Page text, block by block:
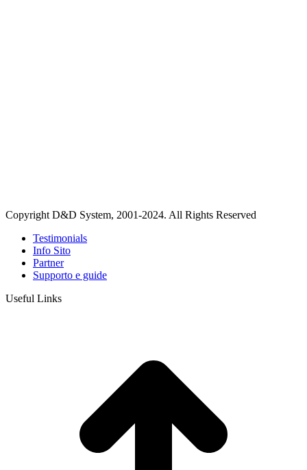
Copyright D&D System, 2001-2024. All Rights Reserved
Testimonials
Info Sito
Partner
Supporto e guide
Useful Links